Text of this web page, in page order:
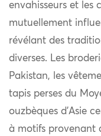
envahisseurs et les
mutuellement
révélant des
diverses. Les
Pakistan, les
tapis perses du
ouzbèques d’Asie
à motifs provenant